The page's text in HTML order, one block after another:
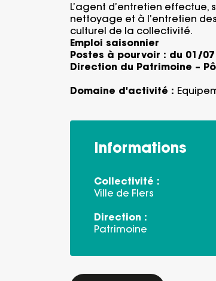
L’agent d’entretien effectue,
nettoyage et à l’entretien
culturel de la collectivité.
Emploi saisonnier
Postes à pourvoir : du 01/
Direction du Patrimoine –
Domaine d'activité :
Informations
Collectivité :
Ville de Flers
Direction :
Patrimoine